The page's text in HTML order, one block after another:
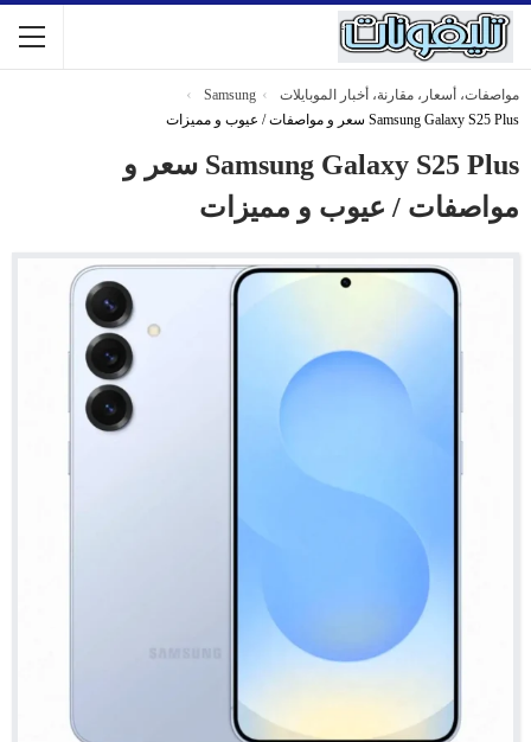
مواصفات، أسعار، مقارنة، أخبار الموبايلات
Samsung
Samsung Galaxy S25 Plus سعر و مواصفات / عيوب و مميزات
Samsung Galaxy S25 Plus سعر و
مواصفات / عيوب و مميزات